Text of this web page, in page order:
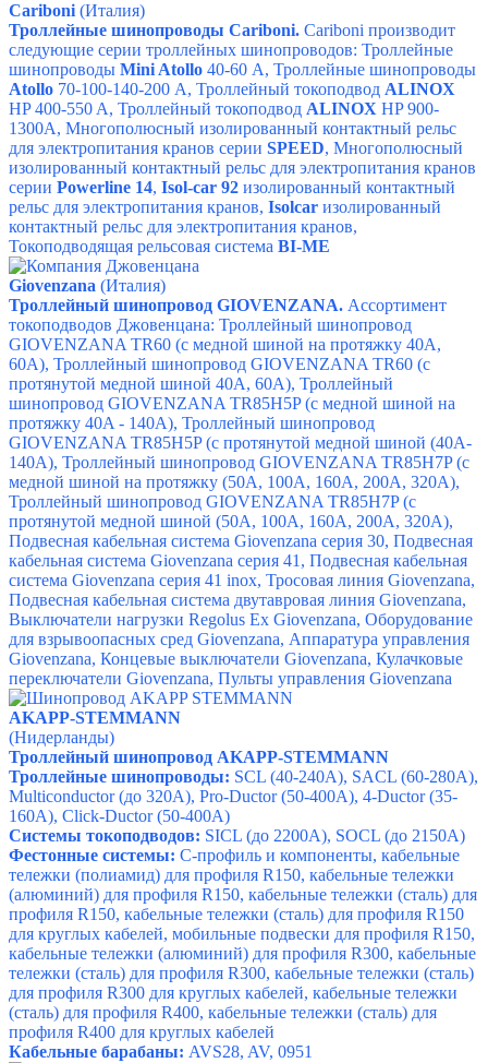
Cariboni(Италия)
Троллейные шинопроводы Cariboni. Cariboni производит
следующие серии троллейных шинопроводов: Троллейные
шинопроводы Mini Atollo 40-60 А, Троллейные шинопроводы
Atollo 70-100-140-200 А, Троллейный токоподвод ALINOX
HP 400-550 A, Троллейный токоподвод ALINOX HP 900-
1300A, Многополюсный изолированный контактный рельс
для электропитания кранов серии SPEED, Многополюсный
изолированный контактный рельс для электропитания кранов
серии Powerline 14, Isol-car 92 изолированный контактный
рельс для электропитания кранов, Isolcar изолированный
контактный рельс для электропитания кранов,
Токоподводящая рельсовая система BI-ME
Giovenzana (Италия)
Троллейный шинопровод GIOVENZANA. Ассортимент
токоподводов Джовенцана: Троллейный шинопровод
GIOVENZANA TR60 (с медной шиной на протяжку 40A,
60A), Троллейный шинопровод GIOVENZANA TR60 (с
протянутой медной шиной 40A, 60A), Троллейный
шинопровод GIOVENZANA TR85H5P (с медной шиной на
протяжку 40A - 140A), Троллейный шинопровод
GIOVENZANA TR85H5P (с протянутой медной шиной (40A-
140A), Троллейный шинопровод GIOVENZANA TR85H7P (с
медной шиной на протяжку (50A, 100A, 160A, 200A, 320A),
Троллейный шинопровод GIOVENZANA TR85H7P (с
протянутой медной шиной (50A, 100A, 160A, 200A, 320A),
Подвесная кабельная система Giovenzana серия 30, Подвесная
кабельная система Giovenzana серия 41, Подвесная кабельная
система Giovenzana серия 41 inox, Тросовая линия Giovenzana,
Подвесная кабельная система двутавровая линия Giovenzana,
Выключатели нагрузки Regolus Ex Giovenzana, Оборудование
для взрывоопасных сред Giovenzana, Аппаратура управления
Giovenzana, Концевые выключатели Giovenzana, Кулачковые
переключатели Giovenzana, Пульты управления Giovenzana
AKAPP-STEMMANN
(Нидерланды)
Троллейный шинопровод AKAPP-STEMMANN
Троллейные шинопроводы: SCL (40-240A), SACL (60-280A),
Multiconductor (до 320А), Pro-Ductor(50-400A), 4-Ductor(35-
160A), Click-Ductor(50-400A)
Системы токоподводов: SICL (до 2200А), SOCL (до 2150А)
Фестонные системы: С-профиль и компоненты, кабельные
тележки (полиамид) для профиля R150, кабельные тележки
(алюминий) для профиля R150, кабельные тележки (сталь) для
профиля R150, кабельные тележки (сталь) для профиля R150
для круглых кабелей, мобильные подвески для профиля R150,
кабельные тележки (алюминий) для профиля R300, кабельные
тележки (сталь) для профиля R300, кабельные тележки (сталь)
для профиля R300 для круглых кабелей, кабельные тележки
(сталь) для профиля R400, кабельные тележки (сталь) для
профиля R400 для круглых кабелей
Кабельные барабаны: AVS28, AV, 0951